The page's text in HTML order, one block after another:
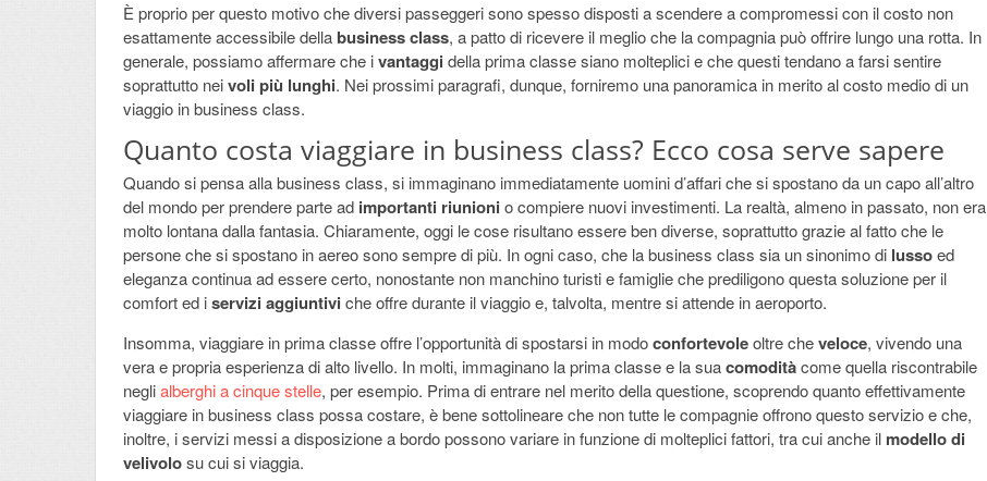
È proprio per questo motivo che diversi passeggeri sono spesso disposti a scendere a compromessi con il costo non
esattamente accessibile della business class, a patto di ricevere il meglio che la compagnia può offrire lungo una rotta. In
generale, possiamo affermare che ivantaggi della prima classe siano molteplici e che questi tendano a farsi sentire
soprattutto neivoli più lunghi. Nei prossimi paragrafi, dunque, forniremo una panoramica in merito al costo medio di un
viaggio in business class.
Quanto costa viaggiare in business class? Ecco cosa serve sapere
Quando si pensa alla business class, si immaginano immediatamente uomini d’affari che si spostano da un capo all’altro
del mondo per prendere parte ad importanti riunioni o compiere nuovi investimenti. La realtà, almeno in passato, non era
molto lontana dalla fantasia. Chiaramente, oggi le cose risultano essere ben diverse, soprattutto grazie al fatto che le
persone che si spostano in aereo sono sempre di più. In ogni caso, che la business class sia un sinonimo di lussoed
eleganza continua ad essere certo, nonostante non manchino turisti e famiglie che prediligono questa soluzione per il
comfort ed iservizi aggiuntivi che offre durante il viaggio e, talvolta, mentre si attende in aeroporto.
Insomma, viaggiare in prima classe offre l’opportunità di spostarsi in modoconfortevoleoltre cheveloce, vivendo una
vera e propria esperienza di alto livello. In molti, immaginano la prima classe e la suacomoditàcome quella riscontrabile
neglialberghi a cinque stelle, per esempio. Prima di entrare nel merito della questione, scoprendo quanto effettivamente
viaggiare in business class possa costare, è bene sottolineare che non tutte le compagnie offrono questo servizio e che,
inoltre, i servizi messi a disposizione a bordo possono variare in funzione di molteplici fattori, tra cui anche il modello di
velivolosu cui si viaggia.